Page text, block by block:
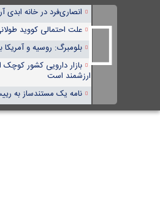
انصاری‌فرد در خانه ابدی
علت احتمالی کووید
بلومبرگ: روسیه و
بازار دارویی کشور
ارزشمند است
نامه یک مستندساز به